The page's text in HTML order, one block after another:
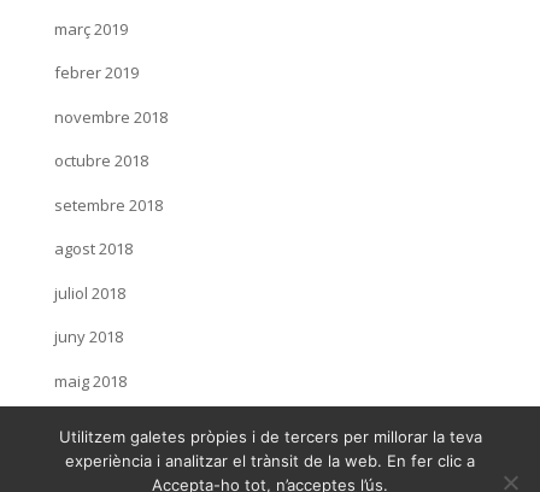
març 2019
febrer 2019
novembre 2018
octubre 2018
setembre 2018
agost 2018
juliol 2018
juny 2018
maig 2018
desembre 2016
Utilitzem galetes pròpies i de tercers per millorar la teva
experiència i analitzar el trànsit de la web. En fer clic a
Accepta-ho tot, n’acceptes l’ús.